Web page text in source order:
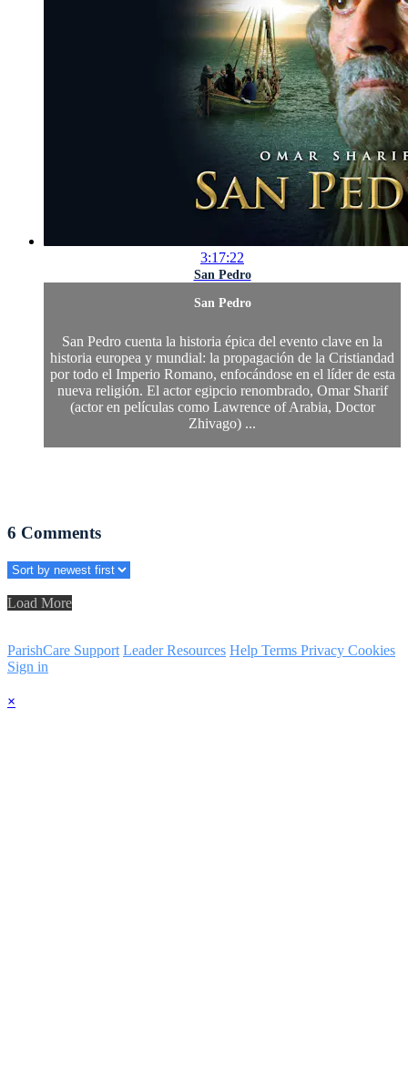
3:17:22
San Pedro
San Pedro
San Pedro cuenta la historia épica del evento clave en la
historia europea y mundial: la propagación de la Cristiandad
por todo el Imperio Romano, enfocándose en el líder de esta
nueva religión. El actor egipcio renombrado, Omar Sharif
(actor en películas como Lawrence of Arabia, Doctor
Zhivago) ...
6 Comments
Load More
ParishCare Support Leader Resources Help Terms Privacy Cookies
Sign in
×